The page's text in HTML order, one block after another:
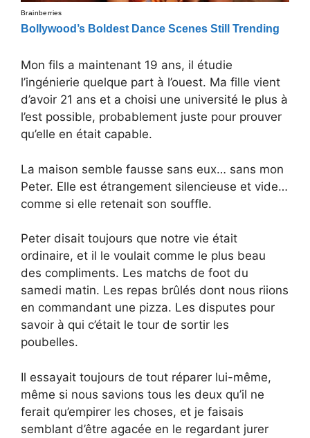
Mon fils a maintenant 19 ans, il étudie
l’ingénierie quelque part à l’ouest. Ma fille vient
d’avoir 21 ans et a choisi une université le plus à
l’est possible, probablement juste pour prouver
qu’elle en était capable.
La maison semble fausse sans eux… sans mon
Peter. Elle est étrangement silencieuse et vide…
comme si elle retenait son souffle.
Peter disait toujours que notre vie était
ordinaire, et il le voulait comme le plus beau
des compliments. Les matchs de foot du
samedi matin. Les repas brûlés dont nous riions
en commandant une pizza. Les disputes pour
savoir à qui c’était le tour de sortir les
poubelles.
Il essayait toujours de tout réparer lui-même,
même si nous savions tous les deux qu’il ne
ferait qu’empirer les choses, et je faisais
semblant d’être agacée en le regardant jurer